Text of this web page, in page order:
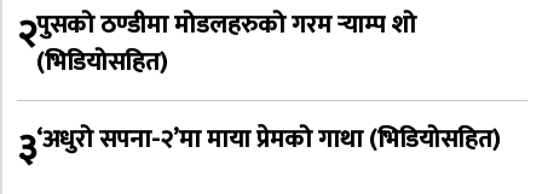
२पुसको ठण्डीमा मोडलहरुको गरम र्‍याम्प शो
(भिडियोसहित)
३‘अधुरो सपना-२’मा माया प्रेमको गाथा (भिडियोसहित)